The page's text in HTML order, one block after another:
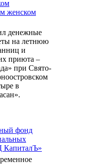
женском
денежные
на летнюю
и
приюта –
при Свято-
в
фонд
КапиталЪ»